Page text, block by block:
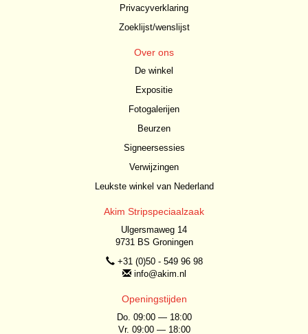
Privacyverklaring
Zoeklijst/wenslijst
Over ons
De winkel
Expositie
Fotogalerijen
Beurzen
Signeersessies
Verwijzingen
Leukste winkel van Nederland
Akim Stripspeciaalzaak
Ulgersmaweg 14
9731 BS Groningen
+31 (0)50 - 549 96 98
info@akim.nl
Openingstijden
Do. 09:00 — 18:00
Vr. 09:00 — 18:00